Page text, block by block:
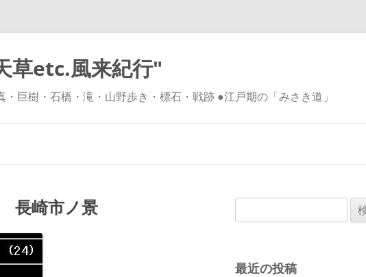
草etc.風来紀行"
巨樹・石橋・滝・山野歩き・標石・戦跡 ●江戸期の「みさき道」
ッ
プ
長崎市ノ景
索:
最近の投稿